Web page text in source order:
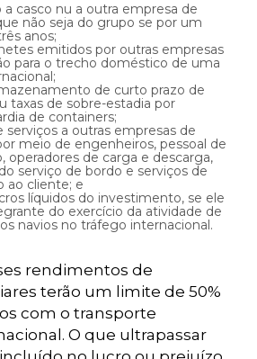
casco nu a outra empresa de
não seja do grupo se por um
anos;
emitidos por outras empresas
para o trecho doméstico de uma
de curto prazo de
taxas de sobre-estadia por
de containers;
serviços a outras empresas de
meio de engenheiros, pessoal de
operadores de carga e descarga,
serviço de bordo e serviços de
ao cliente; e
líquidos do investimento, se ele
do exercício da atividade de
navios no tráfego internacional.
rendimentos de
terão um limite de 50%
com o transporte
O que ultrapassar